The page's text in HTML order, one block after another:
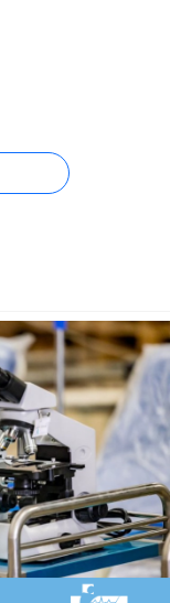
EN MODE
GESTION